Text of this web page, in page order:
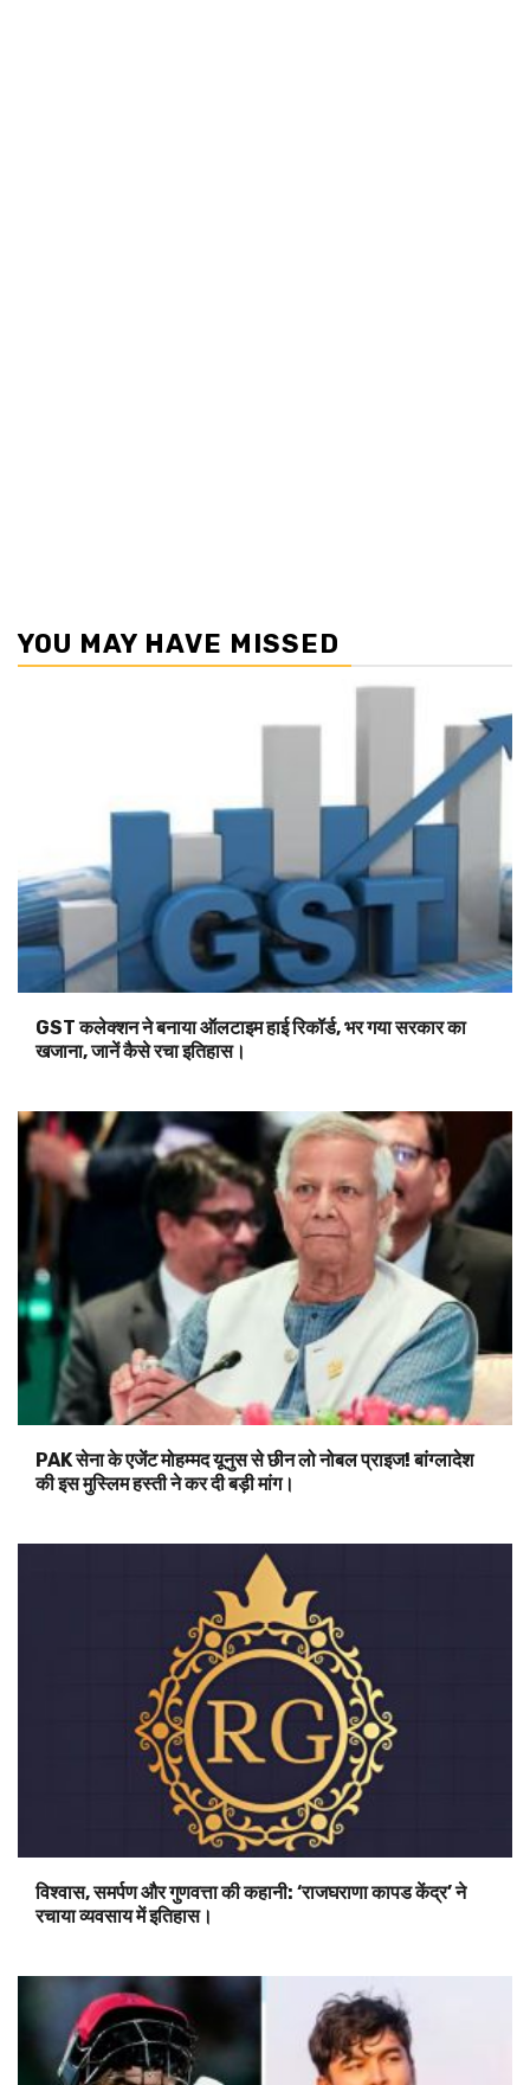
YOU MAY HAVE MISSED
GST कलेक्शन ने बनाया ऑलटाइम हाई रिकॉर्ड, भर गया सरकार का
खजाना, जानें कैसे रचा इतिहास।
PAK सेना के एजेंट मोहम्मद यूनुस से छीन लो नोबल प्राइज! बांग्लादेश
की इस मुस्लिम हस्ती ने कर दी बड़ी मांग।
विश्वास, समर्पण और गुणवत्ता की कहानी: ‘राजघराणा कापड केंद्र’ ने
रचाया व्यवसाय में इतिहास।